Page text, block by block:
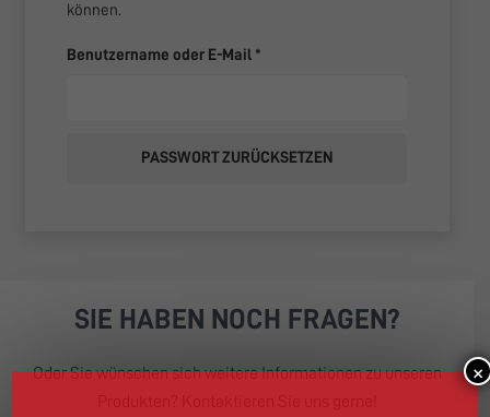
können.
Benutzername oder E-Mail *
PASSWORT ZURÜCKSETZEN
SIE HABEN NOCH FRAGEN?
Oder Sie wünschen sich weitere Informationen zu unseren
×